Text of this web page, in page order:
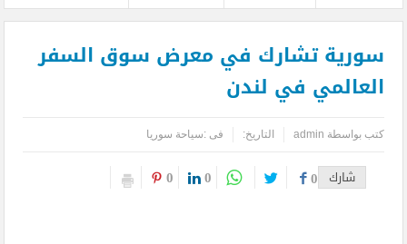
سورية تشارك في معرض سوق السفر
العالمي في لندن
كتب بواسطة admin التاريخ: فى :سياحة سوريا
شارك 0
0
0